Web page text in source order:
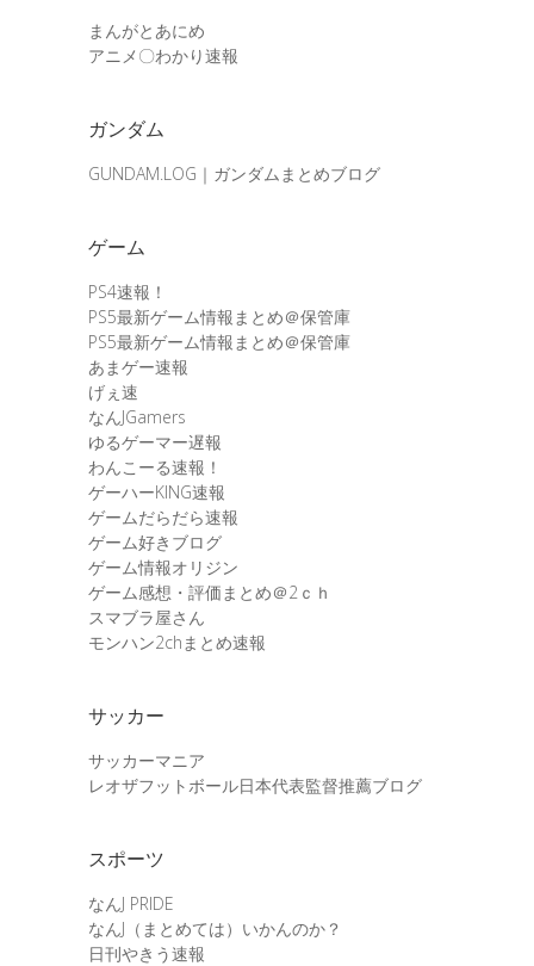
まんがとあにめ
アニメ〇わかり速報
ガンダム
GUNDAM.LOG｜ガンダムまとめブログ
ゲーム
PS4速報！
PS5最新ゲーム情報まとめ＠保管庫
PS5最新ゲーム情報まとめ＠保管庫
あまゲー速報
げぇ速
なんJGamers
ゆるゲーマー遅報
わんこーる速報！
ゲーハーKING速報
ゲームだらだら速報
ゲーム好きブログ
ゲーム情報オリジン
ゲーム感想・評価まとめ＠2ｃｈ
スマブラ屋さん
モンハン2chまとめ速報
サッカー
サッカーマニア
レオザフットボール日本代表監督推薦ブログ
スポーツ
なんJ PRIDE
なんJ（まとめては）いかんのか？
日刊やきう速報